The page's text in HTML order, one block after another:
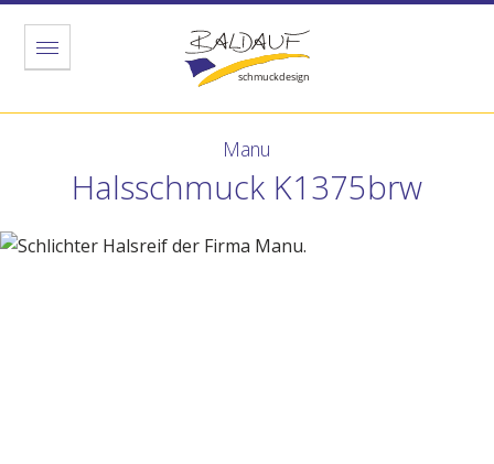
Manu
Halsschmuck K1375brw